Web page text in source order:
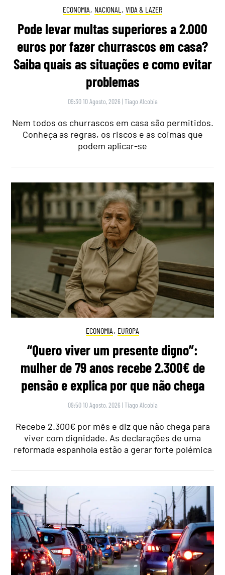
ECONOMIA, NACIONAL , VIDA & LAZER
Pode levar multas superiores a 2.000
euros por fazer churrascos em casa?
Saiba quais as situações e como evitar
problemas
09:30 10 Agosto, 2026 |Tiago Alcobia
Nem todos os churrascos em casa são permitidos.
Conheça as regras, os riscos e as coimas que
podem aplicar-se
ECONOMIA , EUROPA
“Quero viver um presente digno”:
mulher de 79 anos recebe 2.300€ de
pensão e explica por que não chega
09:50 10 Agosto, 2026 |Tiago Alcobia
Recebe 2.300€ por mês e diz que não chega para
viver com dignidade. As declarações de uma
reformada espanhola estão a gerar forte polémica